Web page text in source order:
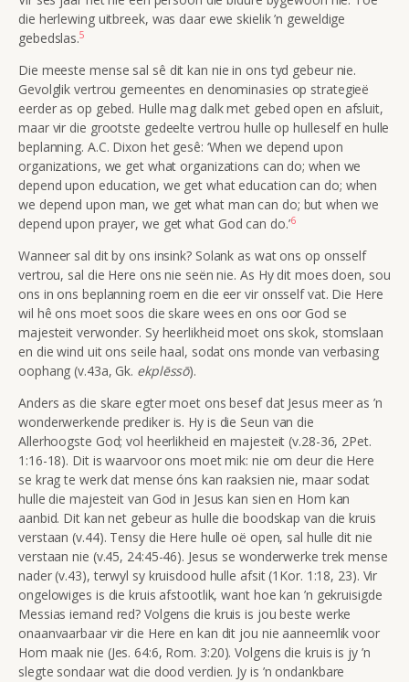
die herlewing uitbreek, was daar ewe skielik ’n geweldige
gebedslas.5
Die meeste mense sal sê dit kan nie in ons tyd gebeur nie.
Gevolglik vertrou gemeentes en denominasies op strategieë
eerder as op gebed. Hulle mag dalk met gebed open en afsluit,
maar vir die grootste gedeelte vertrou hulle op hulleself en hulle
beplanning. A.C. Dixon het gesê: ‘When we depend upon
organizations, we get what organizations can do; when we
depend upon education, we get what education can do; when
we depend upon man, we get what man can do; but when we
depend upon prayer, we get what God can do.’6
Wanneer sal dit by ons insink? Solank as wat ons op onsself
vertrou, sal die Here ons nie seën nie. As Hy dit moes doen, sou
ons in ons beplanning roem en die eer vir onsself vat. Die Here
wil hê ons moet soos die skare wees en ons oor God se
majesteit verwonder. Sy heerlikheid moet ons skok, stomslaan
en die wind uit ons seile haal, sodat ons monde van verbasing
oophang (v.43a, Gk. ekplēssō).
Anders as die skare egter moet ons besef dat Jesus meer as ’n
wonderwerkende prediker is. Hy is die Seun van die
Allerhoogste God; vol heerlikheid en majesteit (v.28-36, 2Pet.
1:16-18). Dit is waarvoor ons moet mik: nie om deur die Here
se krag te werk dat mense óns kan raaksien nie, maar sodat
hulle die majesteit van God in Jesus kan sien en Hom kan
aanbid. Dit kan net gebeur as hulle die boodskap van die kruis
verstaan (v.44). Tensy die Here hulle oë open, sal hulle dit nie
verstaan nie (v.45, 24:45-46). Jesus se wonderwerke trek mense
nader (v.43), terwyl sy kruisdood hulle afsit (1Kor. 1:18, 23). Vir
ongelowiges is die kruis afstootlik, want hoe kan ’n gekruisigde
Messias iemand red? Volgens die kruis is jou beste werke
onaanvaarbaar vir die Here en kan dit jou nie aanneemlik voor
Hom maak nie (Jes. 64:6, Rom. 3:20). Volgens die kruis is jy ’n
slegte sondaar wat die dood verdien. Jy is ’n ondankbare